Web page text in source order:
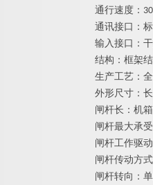
通行速度：
通讯接口：
输入接口：
结构：框架
生产工艺：
外形尺寸：长
闸杆长：机
闸杆最大承受
闸杆工作驱
闸杆传动方
闸杆转向：